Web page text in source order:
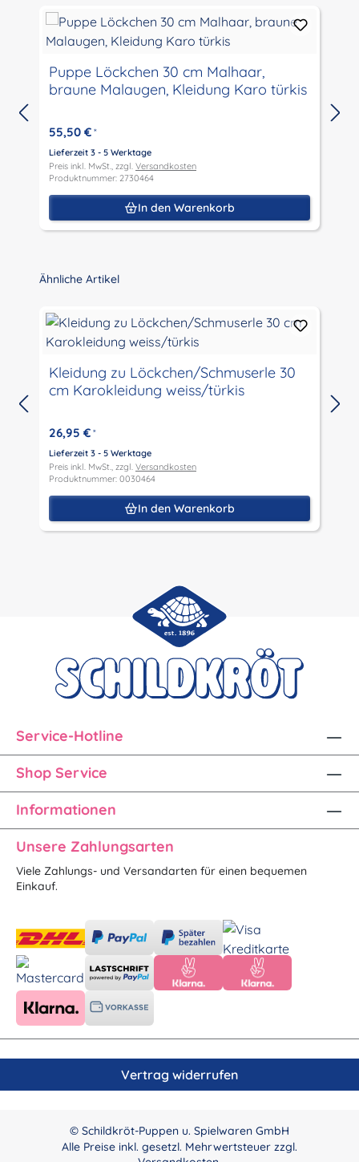
Puppe Löckchen 30 cm Malhaar,
braune Malaugen, Kleidung Karo türkis
55,50 € *
Lieferzeit 3 - 5 Werktage
Preis inkl. MwSt., zzgl. Versandkosten
Produktnummer: 2730464
In den Warenkorb
Produktgalerie überspringen
Ähnliche Artikel
Kleidung zu Löckchen/Schmuserle 30
cm Karokleidung weiss/türkis
26,95 € *
Lieferzeit 3 - 5 Werktage
Preis inkl. MwSt., zzgl. Versandkosten
Produktnummer: 0030464
In den Warenkorb
Service-Hotline
Shop Service
Informationen
Unsere Zahlungsarten
Viele Zahlungs- und Versandarten für einen bequemen
Einkauf.
Vertrag widerrufen
© Schildkröt-Puppen u. Spielwaren GmbH
Alle Preise inkl. gesetzl. Mehrwertsteuer zzgl.